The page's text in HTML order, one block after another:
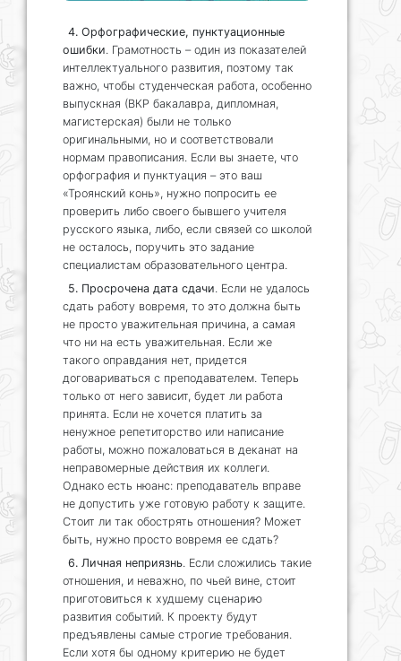
4. Орфографические, пунктуационные
ошибки . Грамотность – один из показателей
интеллектуального развития, поэтому так
важно, чтобы студенческая работа, особенно
выпускная (ВКР бакалавра, дипломная,
магистерская) были не только
оригинальными, но и соответствовали
нормам правописания. Если вы знаете, что
орфография и пунктуация – это ваш
«Троянский конь», нужно попросить ее
проверить либо своего бывшего учителя
русского языка, либо, если связей со школой
не осталось, поручить это задание
специалистам образовательного центра.
5. Просрочена дата сдачи . Если не удалось
сдать работу вовремя, то это должна быть
не просто уважительная причина, а самая
что ни на есть уважительная. Если же
такого оправдания нет, придется
договариваться с преподавателем. Теперь
только от него зависит, будет ли работа
принята. Если не хочется платить за
ненужное репетиторство или написание
работы, можно пожаловаться в деканат на
неправомерные действия их коллеги.
Однако есть нюанс: преподаватель вправе
не допустить уже готовую работу к защите.
Стоит ли так обострять отношения? Может
быть, нужно просто вовремя ее сдать?
6. Личная неприязнь . Если сложились такие
отношения, и неважно, по чьей вине, стоит
приготовиться к худшему сценарию
развития событий. К проекту будут
предъявлены самые строгие требования.
Если хотя бы одному критерию не будет